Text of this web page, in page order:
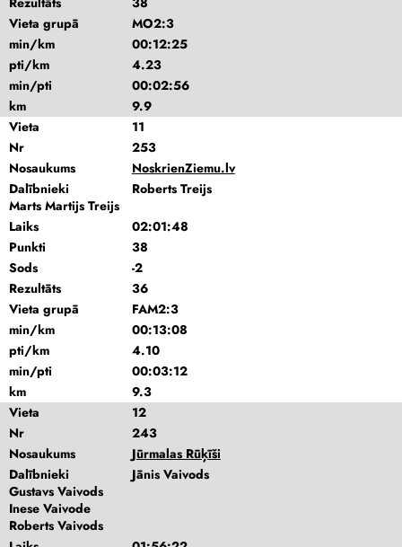
Vieta grupā
MO2:3
min/km
00:12:25
pti/km
4.23
min/pti
00:02:56
km
9.9
Vieta
11
Nr
253
Nosaukums
NoskrienZiemu.lv
Dalībnieki
Roberts Treijs
Marts Martijs Treijs
Laiks
02:01:48
Punkti
38
Sods
-2
Rezultāts
36
Vieta grupā
FAM2:3
min/km
00:13:08
pti/km
4.10
min/pti
00:03:12
km
9.3
Vieta
12
Nr
243
Nosaukums
Jūrmalas Rūķīši
Dalībnieki
Jānis Vaivods
Gustavs Vaivods
Inese Vaivode
Roberts Vaivods